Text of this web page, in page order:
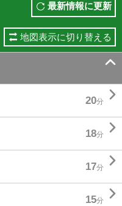
最新情報に更新
地図表示に切り替える

20分 
18分 
17分 
15分 